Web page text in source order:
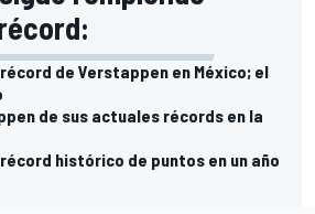
de Verstappen en México; el
de sus actuales récords en la
histórico de puntos en un año